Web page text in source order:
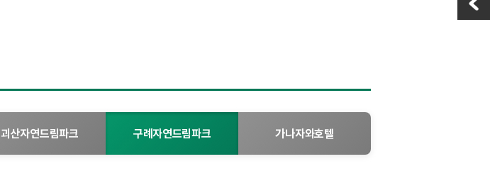
괴산자연드림파크 구례자연드림파크 가나자와호텔